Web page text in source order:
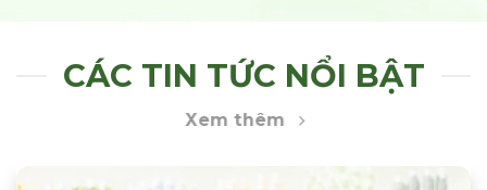
CÁC TIN TỨC NỔI BẬT
Xem thêm